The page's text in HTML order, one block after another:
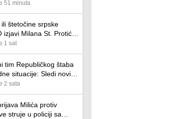
situacija
51 minuta
ili štetočine srpske
izjavi Milana St. Protića
Milošević bio
odnosu na Aleksandara
1 sat
tim Republičkog štaba
situacije: Sledi novi
sledeće
2 sata
Milića protiv
struje u policiji sa